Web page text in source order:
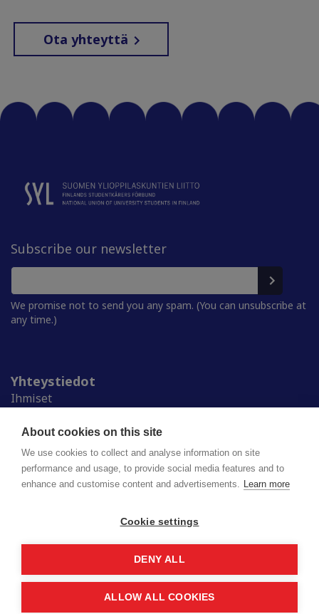
About cookies on this site
We use cookies to collect and analyse information on site
performance and usage, to provide social media features and to
enhance and customise content and advertisements. Learn more
Cookie settings
DENY ALL
ALLOW ALL COOKIES
Ota yhteyttä
Subscribe our newsletter
We promise not to send you any spam. (You can unsubscribe at
any time.)
Yhteystiedot
Ihmiset
Ylioppilaskunnat
Alumnille
Suomen ylioppilaskuntien liitto (SYL) ry
Privacy policy
Saavutettavuusseloste
© 2026 SYL. Created byValve